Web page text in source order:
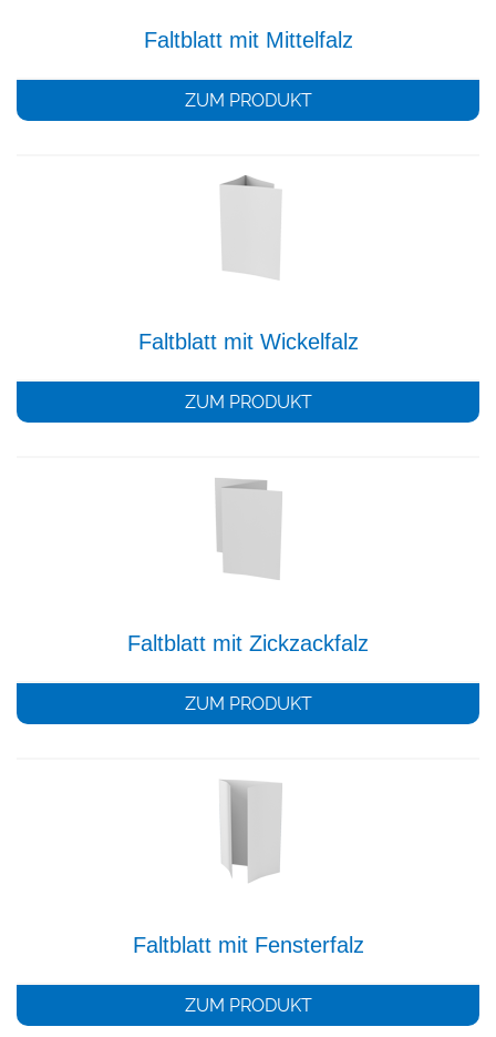
Faltblatt mit Mittelfalz
ZUM PRODUKT
Faltblatt mit Wickelfalz
ZUM PRODUKT
Faltblatt mit Zickzackfalz
ZUM PRODUKT
Faltblatt mit Fensterfalz
ZUM PRODUKT